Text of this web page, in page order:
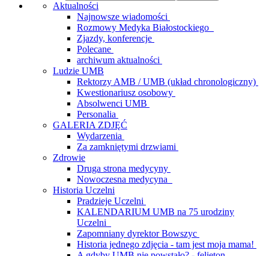
Aktualności
Najnowsze wiadomości
Rozmowy Medyka Białostockiego
Zjazdy, konferencje
Polecane
archiwum aktualności
Ludzie UMB
Rektorzy AMB / UMB (układ chronologiczny)
Kwestionariusz osobowy
Absolwenci UMB
Personalia
GALERIA ZDJĘĆ
Wydarzenia
Za zamkniętymi drzwiami
Zdrowie
Druga strona medycyny
Nowoczesna medycyna
Historia Uczelni
Pradzieje Uczelni
KALENDARIUM UMB na 75 urodziny
Uczelni
Zapomniany dyrektor Bowszyc
Historia jednego zdjęcia - tam jest moja mama!